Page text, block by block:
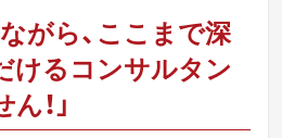
がら、ここまで深
けるコンサルタン
！」